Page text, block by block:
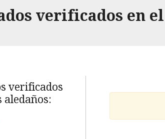
verificados en
verificados
aledaños: